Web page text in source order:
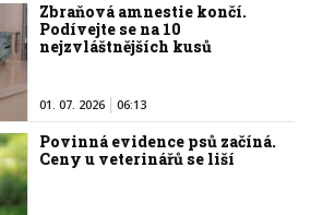
Zbraňová amnestie končí.
Podívejte se na 10
nejzvláštnějších kusů
01. 07. 2026 06:13
Povinná evidence psů začíná.
Ceny u veterinářů se liší